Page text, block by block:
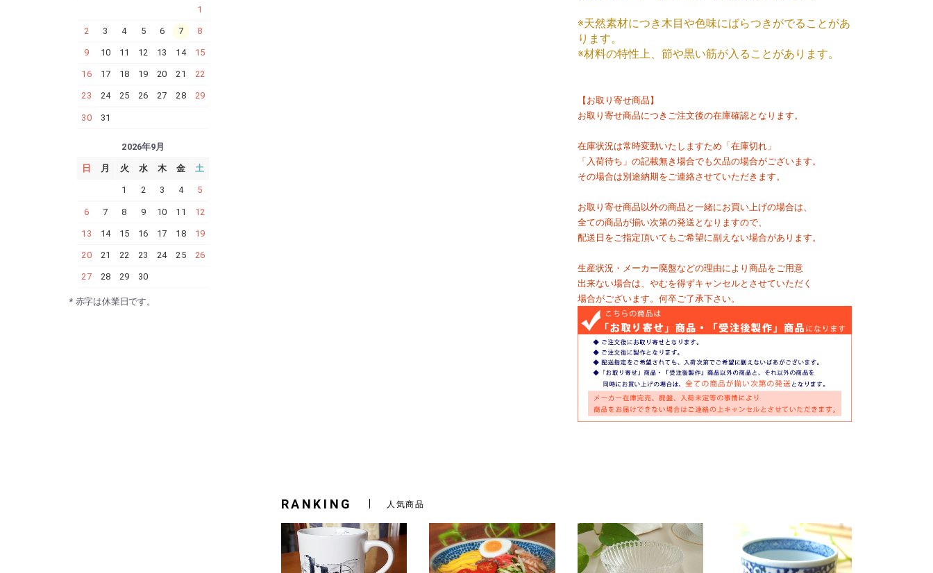
1
2 3 4 5 6 7 8
9 10 11 12 13 14 15
16 17 18 19 20 21 22
23 24 25 26 27 28 29
30 31
2026年9月
日 月 火 水 木 金 土
1 2 3 4 5
6 7 8 9 10 11 12
13 14 15 16 17 18 19
20 21 22 23 24 25 26
27 28 29 30
* 赤字は休業日です。
※天然素材につき木目や色味にばらつきがでることがあ
ります。
※材料の特性上、節や黒い筋が入ることがあります。
【お取り寄せ商品】
お取り寄せ商品につきご注文後の在庫確認となります。
在庫状況は常時変動いたしますため「在庫切れ」
「入荷待ち」の記載無き場合でも欠品の場合がございます。
その場合は別途納期をご連絡させていただきます。
お取り寄せ商品以外の商品と一緒にお買い上げの場合は、
全ての商品が揃い次第の発送となりますので、
配送日をご指定頂いてもご希望に副えない場合があります。
生産状況・メーカー廃盤などの理由により商品をご用意
出来ない場合は、やむを得ずキャンセルとさせていただく
場合がございます。何卒ご了承下さい。
RANKING 人気商品